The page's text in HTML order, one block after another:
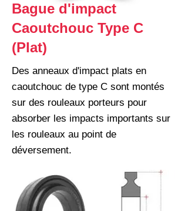
Bague d'impact
Caoutchouc Type C
(Plat)
Des anneaux d'impact plats en
caoutchouc de type C sont montés
sur des rouleaux porteurs pour
absorber les impacts importants sur
les rouleaux au point de
déversement.